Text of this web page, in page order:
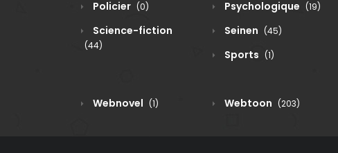
Policier (0) Psychologique (19)
Science-fiction
(44)
Seinen (45)
Sports (1)
Webnovel (1) Webtoon (203)